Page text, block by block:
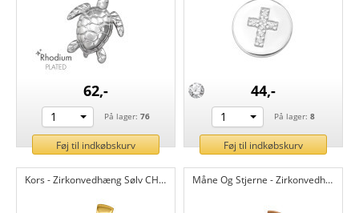
62,-
1 På lager: 76
Føj til indkøbskurv
44,-
1 På lager: 8
Føj til indkøbskurv
Kors - Zirkonvedhæng Sølv CH47345 Måne Og Stjerne - Zirkonvedhæng Sølv CH47031